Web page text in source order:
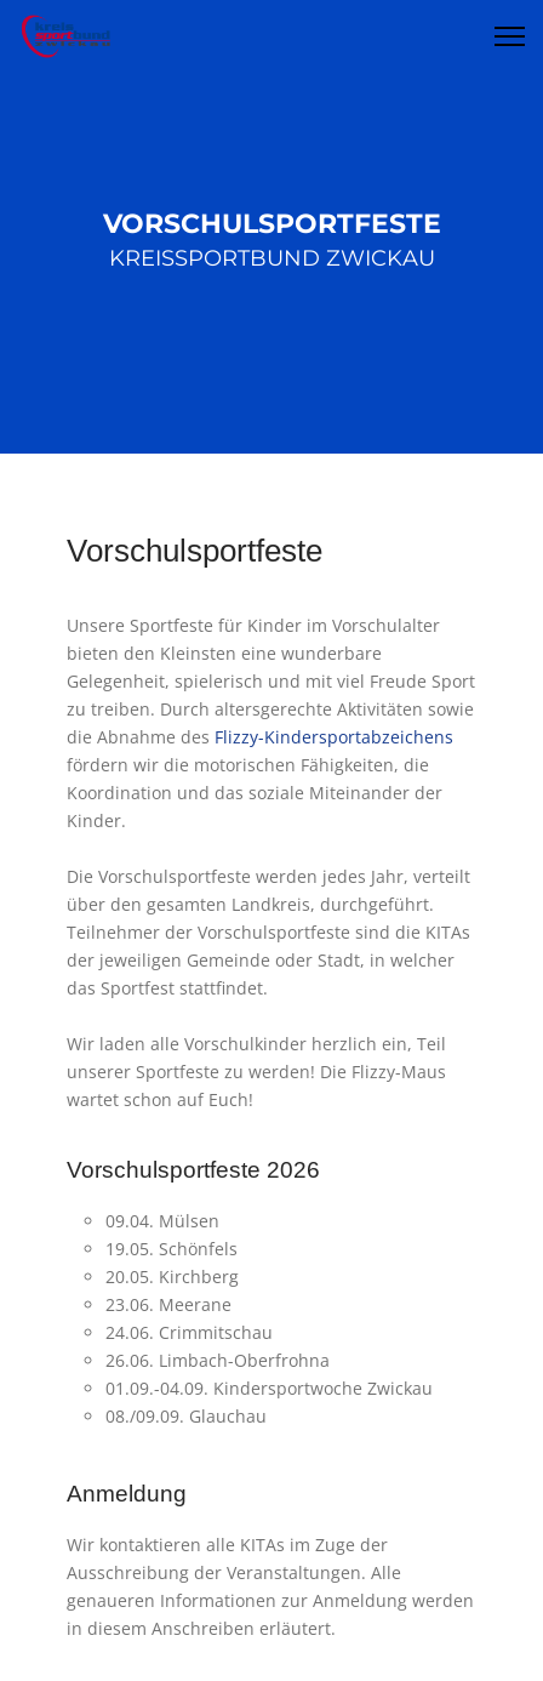
VORSCHULSPORTFESTE
KREISSPORTBUND ZWICKAU
Vorschulsportfeste
Unsere Sportfeste für Kinder im Vorschulalter
bieten den Kleinsten eine wunderbare
Gelegenheit, spielerisch und mit viel Freude Sport
zu treiben. Durch altersgerechte Aktivitäten sowie
die Abnahme des Flizzy-Kindersportabzeichens
fördern wir die motorischen Fähigkeiten, die
Koordination und das soziale Miteinander der
Kinder.
Die Vorschulsportfeste werden jedes Jahr, verteilt
über den gesamten Landkreis, durchgeführt.
Teilnehmer der Vorschulsportfeste sind die KITAs
der jeweiligen Gemeinde oder Stadt, in welcher
das Sportfest stattfindet.
Wir laden alle Vorschulkinder herzlich ein, Teil
unserer Sportfeste zu werden! Die Flizzy-Maus
wartet schon auf Euch!
Vorschulsportfeste 2026
09.04. Mülsen
19.05. Schönfels
20.05. Kirchberg
23.06. Meerane
24.06. Crimmitschau
26.06. Limbach-Oberfrohna
01.09.-04.09. Kindersportwoche Zwickau
08./09.09. Glauchau
Anmeldung
Wir kontaktieren alle KITAs im Zuge der
Ausschreibung der Veranstaltungen. Alle
genaueren Informationen zur Anmeldung werden
in diesem Anschreiben erläutert.